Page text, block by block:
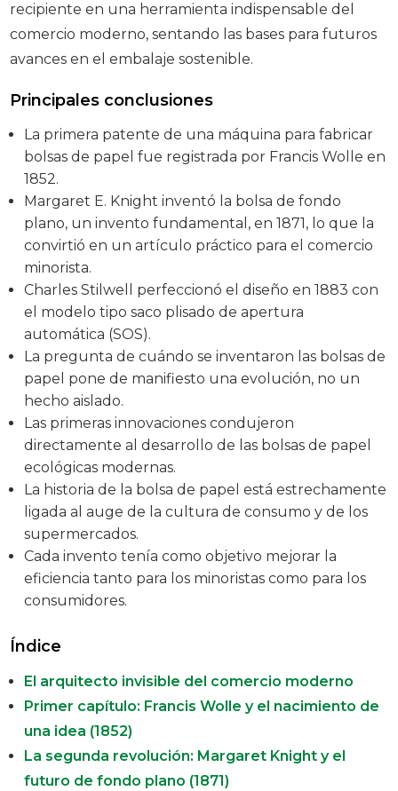
recipiente en una herramienta indispensable del
comercio moderno, sentando las bases para futuros
avances en el embalaje sostenible.
Principales conclusiones
La primera patente de una máquina para fabricar
bolsas de papel fue registrada por Francis Wolle en
1852.
Margaret E. Knight inventó la bolsa de fondo
plano, un invento fundamental, en 1871, lo que la
convirtió en un artículo práctico para el comercio
minorista.
Charles Stilwell perfeccionó el diseño en 1883 con
el modelo tipo saco plisado de apertura
automática (SOS).
La pregunta de cuándo se inventaron las bolsas de
papel pone de manifiesto una evolución, no un
hecho aislado.
Las primeras innovaciones condujeron
directamente al desarrollo de las bolsas de papel
ecológicas modernas.
La historia de la bolsa de papel está estrechamente
ligada al auge de la cultura de consumo y de los
supermercados.
Cada invento tenía como objetivo mejorar la
eficiencia tanto para los minoristas como para los
consumidores.
Índice
El arquitecto invisible del comercio moderno
Primer capítulo: Francis Wolle y el nacimiento de
una idea (1852)
La segunda revolución: Margaret Knight y el
futuro de fondo plano (1871)